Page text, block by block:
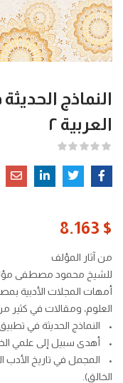
النماذج
العربية ٢
8.163 $
من آثار المؤلف
للشيخ محمود مصطفى
أمهات المجلات الأدبية
العلوم، ومقالات في كثير
• النماذج الحديثة في
• أهدى سبيل إلى علمي
• المجمل في تاريخ الأدب
الخالق).